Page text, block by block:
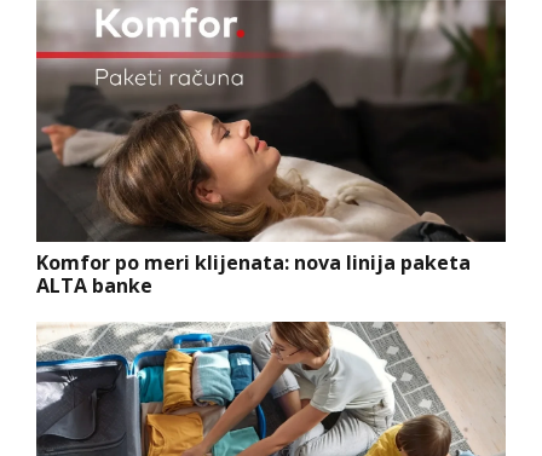
Komfor po meri klijenata: nova linija paketa
ALTA banke